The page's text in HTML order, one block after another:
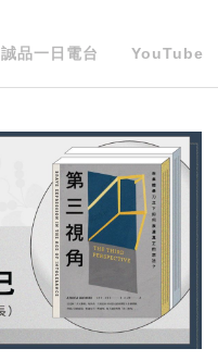
誠品一日電台 YouTube